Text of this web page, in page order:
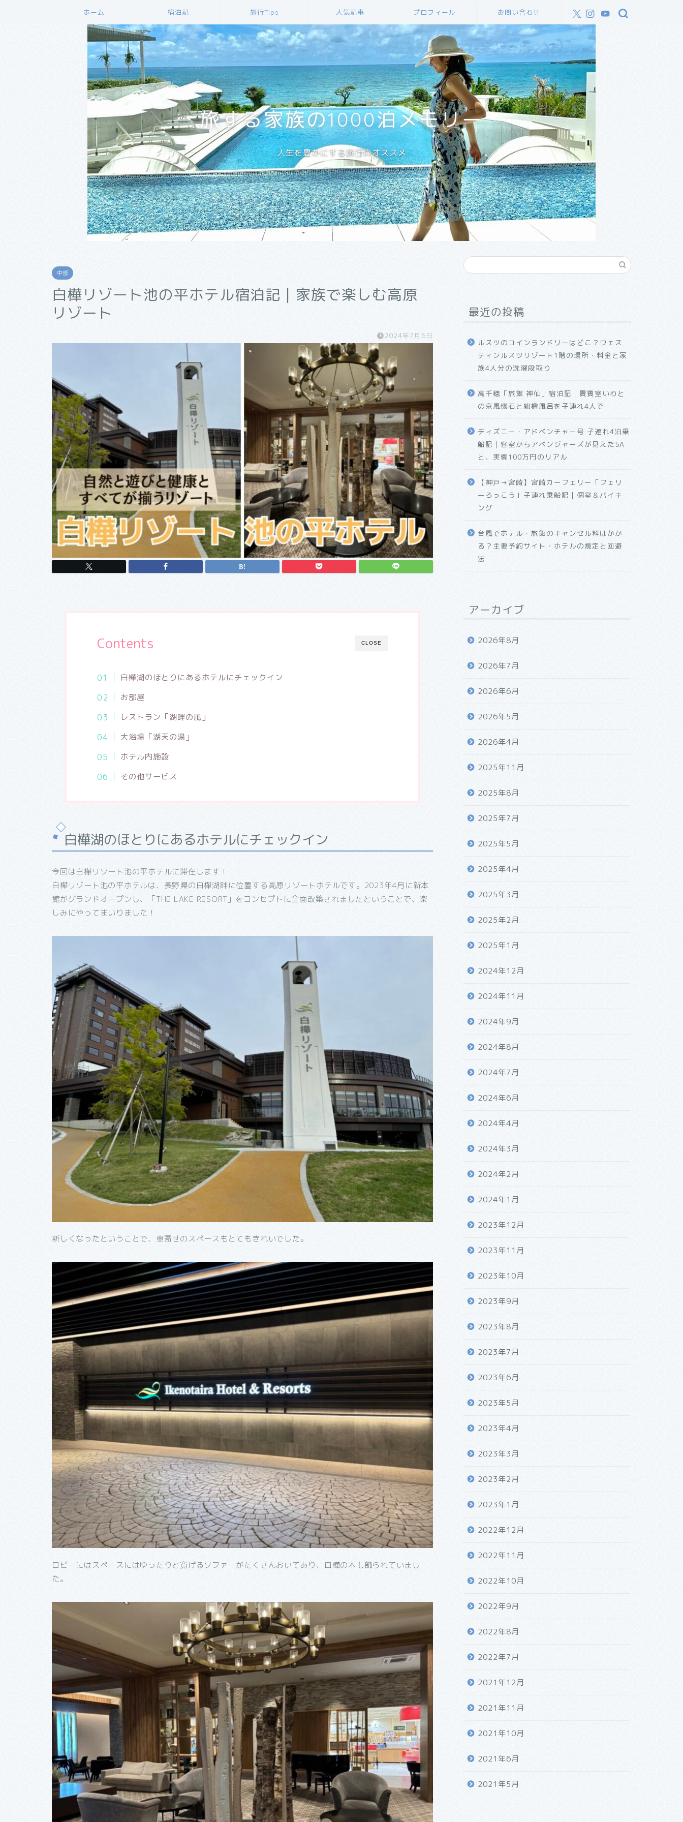
ホーム 宿泊記 旅行Tips 人気記事 プロフィール お問い合わせ
旅する家族の1000泊メモリー
人生を豊かにする旅行のオススメ
中部
白樺リゾート池の平ホテル宿泊記｜家族で楽しむ高原
リゾート
2024年7月6日
CLOSE
Contents
白樺湖のほとりにあるホテルにチェックイン
お部屋
レストラン「湖畔の風」
大浴場「湖天の湯」
ホテル内施設
その他サービス
白樺湖のほとりにあるホテルにチェックイン
今回は白樺リゾート池の平ホテルに滞在します！
白樺リゾート池の平ホテルは、長野県の白樺湖畔に位置する高原リゾートホテルです。2023年4月に新本
館がグランドオープンし、「THE LAKE RESORT」をコンセプトに全面改築されましたということで、楽
しみにやってまいりました！
新しくなったということで、車寄せのスペースもとてもきれいでした。
ロビーにはスペースにはゆったりと寛げるソファーがたくさんおいてあり、白樺の木も飾られていまし
た。
最近の投稿
ルスツのコインランドリーはどこ？ウェス
ティンルスツリゾート1階の場所・料金と家
族4人分の洗濯段取り
高千穂「旅館 神仙」宿泊記｜貴賓室いわと
の京風懐石と総檜風呂を子連れ4人で
ディズニー・アドベンチャー号 子連れ4泊乗
船記｜客室からアベンジャーズが見えた5A
と、実質100万円のリアル
【神戸→宮崎】宮崎カーフェリー「フェリ
ーろっこう」子連れ乗船記｜個室＆バイキ
ング
台風でホテル・旅館のキャンセル料はかか
る？主要予約サイト・ホテルの規定と回避
法
アーカイブ
2026年8月
2026年7月
2026年6月
2026年5月
2026年4月
2025年11月
2025年8月
2025年7月
2025年5月
2025年4月
2025年3月
2025年2月
2025年1月
2024年12月
2024年11月
2024年9月
2024年8月
2024年7月
2024年6月
2024年4月
2024年3月
2024年2月
2024年1月
2023年12月
2023年11月
2023年10月
2023年9月
2023年8月
2023年7月
2023年6月
2023年5月
2023年4月
2023年3月
2023年2月
2023年1月
2022年12月
2022年11月
2022年10月
2022年9月
2022年8月
2022年7月
2021年12月
2021年11月
2021年10月
2021年6月
2021年5月